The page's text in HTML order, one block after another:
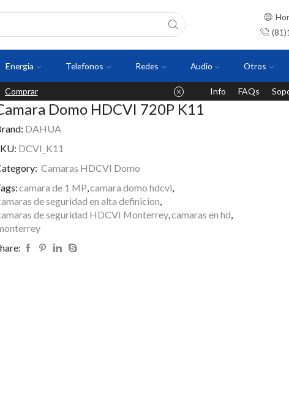
Energia Telefonos Redes Audio Otros
Comprar Info FAQs
Domo HDCVI 720P K11
DAHUA
DCVI_K11
Camaras HDCVI Domo
camara de 1 MP,camara domo hdcvi,
de seguridad en alta definicion,
de seguridad HDCVI Monterrey,camaras en hd,